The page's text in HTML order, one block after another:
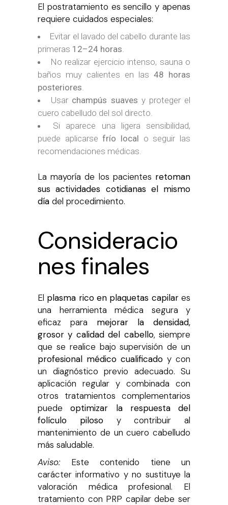
El postratamiento es sencillo y apenas
requiere cuidados especiales:
Evitar el lavado del cabello durante las
primeras 12–24 horas
No realizar ejercicio intenso, sauna o
baños muy calientes en las 48 horas
posteriores
Usar champús suaves y proteger el
cuero cabelludo del sol directo.
Si aparece una ligera sensibilidad,
puede aplicarsefrío local o seguir las
recomendaciones médicas.
La mayoría de los pacientes retoman
sus actividades cotidianas el mismo
día del procedimiento.
Consideracio
nes finales
El plasma rico en plaquetas capilares
una herramienta médica segura y
eficaz para mejorar la densidad,
grosor y calidad del cabello, siempre
que se realice bajo supervisión de un
profesional médico cualificado y con
un diagnóstico previo adecuado. Su
aplicación regular y combinada con
otros tratamientos complementarios
puedeoptimizar la respuesta del
folículo pilosoy contribuir al
mantenimiento de un cuero cabelludo
más saludable.
Aviso: Este contenido tiene un
carácter informativo y no sustituye la
valoración médica profesional. El
tratamiento con PRP capilar debe ser